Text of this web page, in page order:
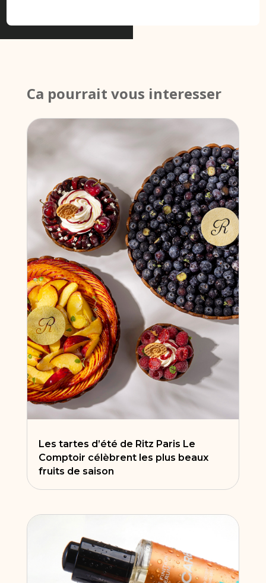
Ca pourrait vous interesser
Les tartes d’été de Ritz Paris Le
Comptoir célèbrent les plus beaux
fruits de saison